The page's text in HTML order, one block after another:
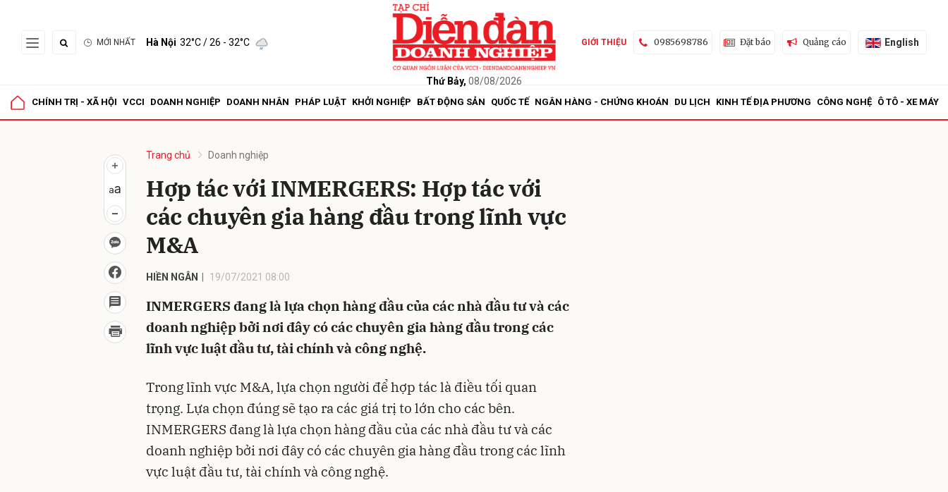
MỚI NHẤT Hà Nội 32°C/ 26 - 32°C
Thứ Bảy, 08/08/2026
GIỚI THIỆU 0985698786 Đặt báo Quảng cáo English
CHÍNH TRỊ - XÃ HỘI VCCI DOANH NGHIỆP DOANH NHÂN PHÁP LUẬT KHỞI NGHIỆP BẤT ĐỘNG SẢN QUỐC TẾ NGÂN HÀNG - CHỨNG KHOÁN DU LỊCH KINH TẾ ĐỊA PHƯƠNG CÔNG NGHỆ Ô TÔ - XE MÁY
Trang chủ Doanh nghiệp
Hợp tác với INMERGERS: Hợp tác với
các chuyên gia hàng đầu trong lĩnh vực
M&A
HIỀN NGÂN 19/07/2021 08:00
INMERGERS đang là lựa chọn hàng đầu của các nhà đầu tư và các
doanh nghiệp bởi nơi đây có các chuyên gia hàng đầu trong các
lĩnh vực luật đầu tư, tài chính và công nghệ.
Trong lĩnh vực M&A, lựa chọn người để hợp tác là điều tối quan
trọng. Lựa chọn đúng sẽ tạo ra các giá trị to lớn cho các bên.
INMERGERS đang là lựa chọn hàng đầu của các nhà đầu tư và các
doanh nghiệp bởi nơi đây có các chuyên gia hàng đầu trong các lĩnh
vực luật đầu tư, tài chính và công nghệ.